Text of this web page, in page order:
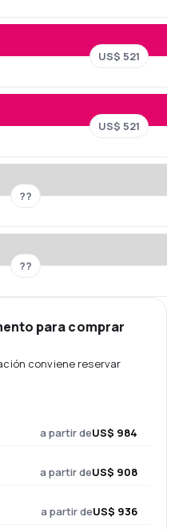
US$ 521
US$ 521
??
??
para comprar
conviene reservar
a partir deUS$ 984
a partir deUS$ 908
a partir deUS$ 936